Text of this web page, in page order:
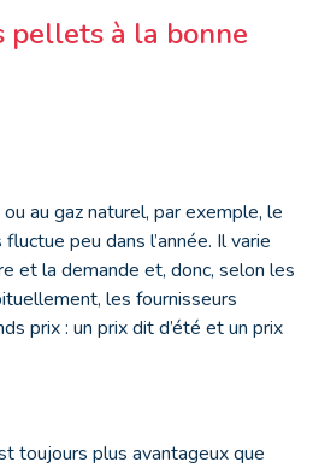
pellets à la bonne
au gaz naturel, par exemple, le
peu dans l’année. Il varie
et la demande et, donc, selon les
les fournisseurs
prix : un prix dit d’été et un prix
toujours plus avantageux que